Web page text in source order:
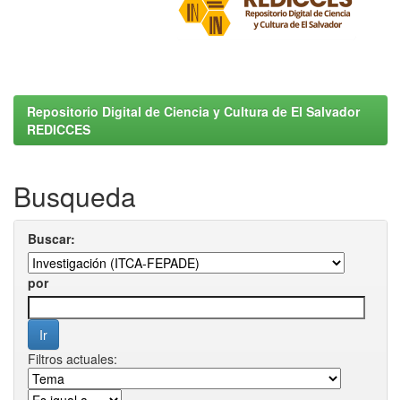
Repositorio Digital de Ciencia y Cultura de El Salvador
REDICCES
Busqueda
Buscar:
por
Filtros actuales: